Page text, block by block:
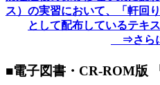
ス）の実習において、「軒回
として配布しているテキ
⇒さら
■電子図書・CR-ROM版